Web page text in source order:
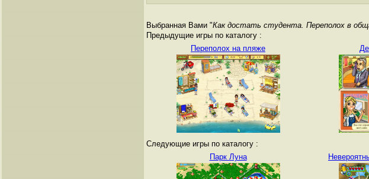
Выбранная Вами "Как достать студента. Переполох в
Предыдущие игры по каталогу :
Переполох на пляже
Следующие игры по каталогу :
Парк Луна